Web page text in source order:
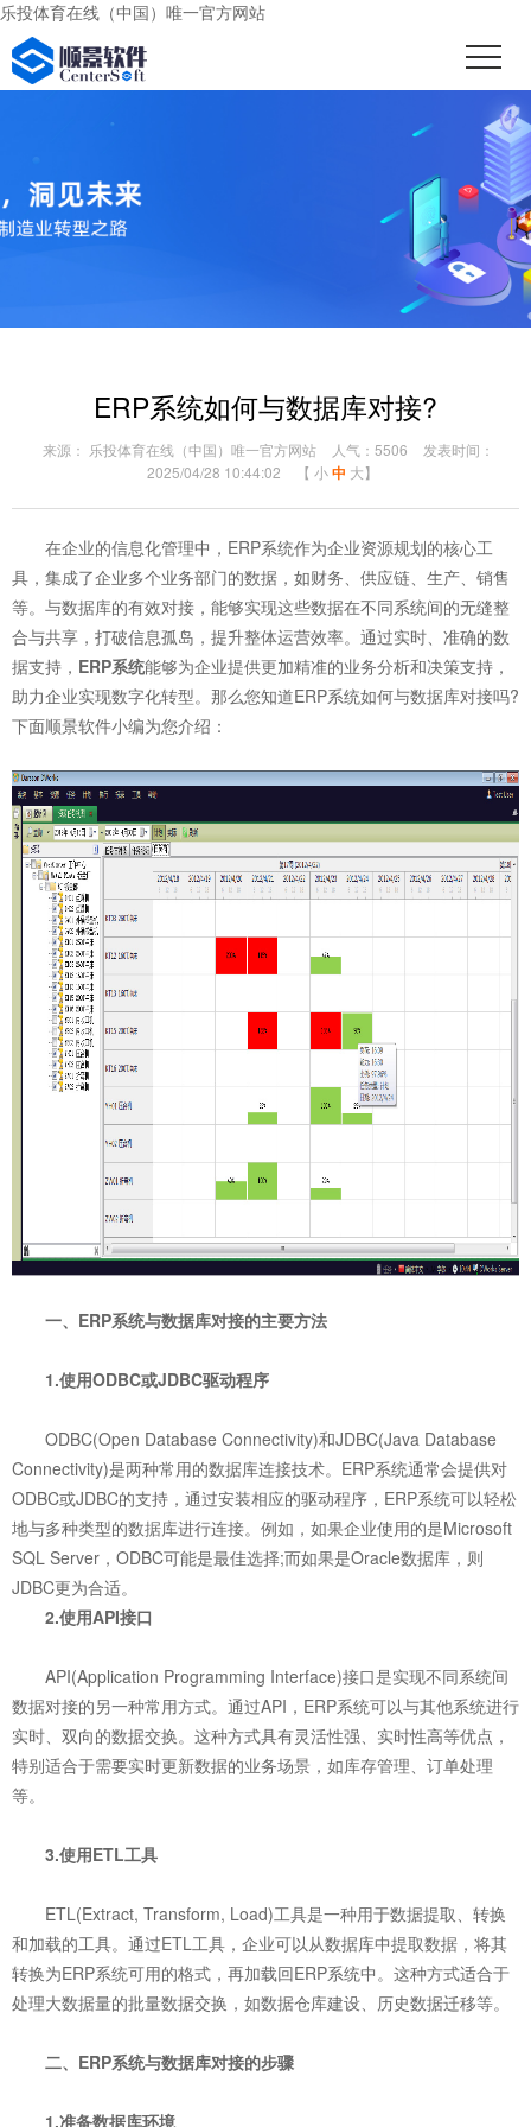
乐投体育在线（中国）唯一官方网站
ERP系统如何与数据库对接?
来源： 乐投体育在线（中国）唯一官方网站 人气：5506
发表时间：
2025/04/28 10:44:02
【 小中 大】
在企业的信息化管理中，ERP系统作为企业资源规划的核心工
具，集成了企业多个业务部门的数据，如财务、供应链、生产、销售
等。与数据库的有效对接，能够实现这些数据在不同系统间的无缝整
合与共享，打破信息孤岛，提升整体运营效率。通过实时、准确的数
据支持， ERP系统能够为企业提供更加精准的业务分析和决策支持，
助力企业实现数字化转型。那么您知道ERP系统如何与数据库对接吗?
下面顺景软件小编为您介绍：
一、ERP系统与数据库对接的主要方法
1.使用ODBC或JDBC驱动程序
ODBC(Open Database Connectivity)和JDBC(Java Database
Connectivity)是两种常用的数据库连接技术。ERP系统通常会提供对
ODBC或JDBC的支持，通过安装相应的驱动程序，ERP系统可以轻松
地与多种类型的数据库进行连接。例如，如果企业使用的是Microsoft
SQL Server，ODBC可能是最佳选择;而如果是Oracle数据库，则
JDBC更为合适。
2.使用API接口
API(Application Programming Interface)接口是实现不同系统间
数据对接的另一种常用方式。通过API，ERP系统可以与其他系统进行
实时、双向的数据交换。这种方式具有灵活性强、实时性高等优点，
特别适合于需要实时更新数据的业务场景，如库存管理、订单处理
等。
3.使用ETL工具
ETL(Extract, Transform, Load)工具是一种用于数据提取、转换
和加载的工具。通过ETL工具，企业可以从数据库中提取数据，将其
转换为ERP系统可用的格式，再加载回ERP系统中。这种方式适合于
处理大数据量的批量数据交换，如数据仓库建设、历史数据迁移等。
二、ERP系统与数据库对接的步骤
1.准备数据库环境